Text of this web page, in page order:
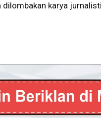
dilombakan karya